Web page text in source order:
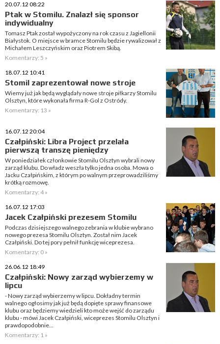
20.07.12 08:22
Ptak w Stomilu. Znalazł się sponsor
indywidualny
Tomasz Ptak został wypożyczony na rok czasu z Jagiellonii
Białystok. O miejsce w bramce Stomilu będzie rywalizował z
Michałem Leszczyńskim oraz Piotrem Skibą.
Komentarzy: 5 »
18.07.12 10:41
Stomil zaprezentował nowe stroje
Wiemy już jak będą wyglądały nowe stroje piłkarzy Stomilu
Olsztyn, które wykonała firma R-Gol z Ostródy.
Komentarzy: 13 »
16.07.12 20:04
Czałpiński: Libra Project przelała
pierwszą transzę pieniędzy
W poniedziałek członkowie Stomilu Olsztyn wybrali nowy
zarząd klubu. Do władz weszła tylko jedna osoba. Mowa o
Jacku Czałpińskim, z którym po walnym przeprowadziliśmy
krótką rozmowę.
Komentarzy: 4 »
16.07.12 17:03
Jacek Czałpiński prezesem Stomilu
Podczas dzisiejszego walnego zebrania w klubie wybrano
nowego prezesa Stomilu Olsztyn. Został nim Jacek
Czałpiński. Do tej pory pełnił funkcję wiceprezesa.
Komentarzy: 0 »
26.06.12 18:49
Czałpiński: Nowy zarząd wybierzemy w
lipcu
- Nowy zarząd wybierzemy w lipcu. Dokładny termin
walnego ogłosimy jak już będą dopięte sprawy finansowe
klubu oraz będziemy wiedzieli kto może wejść do zarządu
klubu - mówi Jacek Czałpiński, wiceprezes Stomilu Olsztyn i
prawdopodobnie...
Komentarzy: 1 »